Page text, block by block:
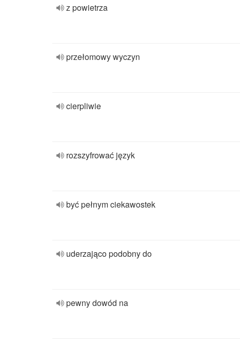
z powietrza
przełomowy wyczyn
cierpliwie
rozszyfrować język
być pełnym ciekawostek
uderzająco podobny do
pewny dowód na